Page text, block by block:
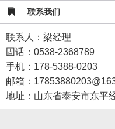
联系我们
联系人：梁经理
固话：0538-2368789
手机：178-5388-0203
邮箱：
地址：山东省泰安市东平